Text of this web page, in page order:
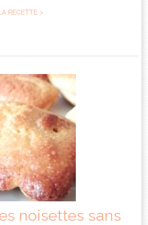
RECETTE >
noisettes sans